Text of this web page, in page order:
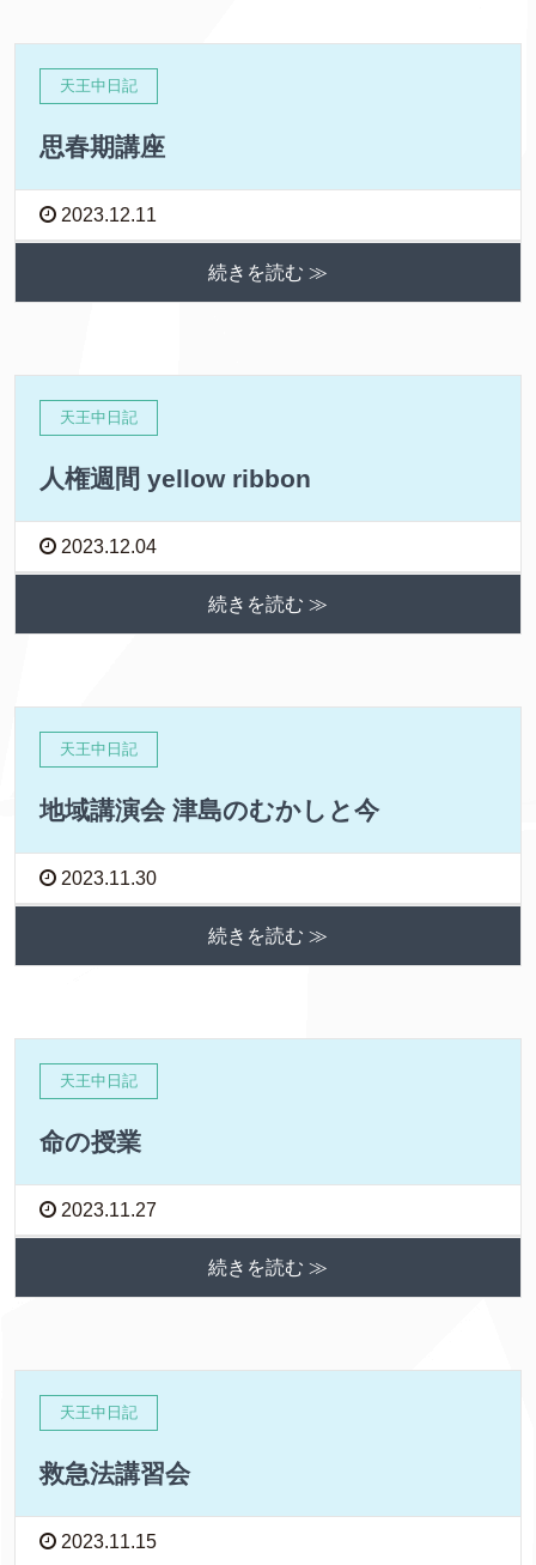
天王中日記
思春期講座
2023.12.11
続きを読む ≫
天王中日記
人権週間 yellow ribbon
2023.12.04
続きを読む ≫
天王中日記
地域講演会 津島のむかしと今
2023.11.30
続きを読む ≫
天王中日記
命の授業
2023.11.27
続きを読む ≫
天王中日記
救急法講習会
2023.11.15